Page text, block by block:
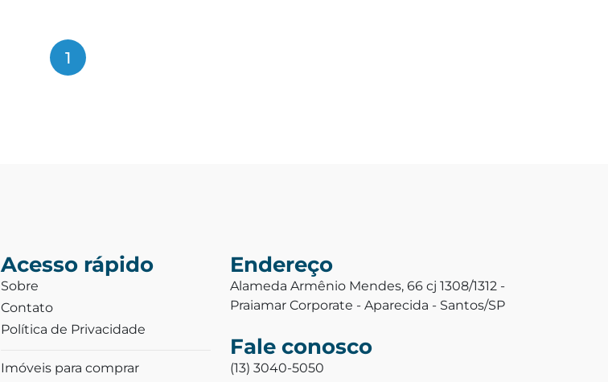
1
Acesso rápido
Sobre
Contato
Política de Privacidade
Imóveis para comprar
Endereço
Alameda Armênio Mendes, 66 cj 1308/1312 -
Praiamar Corporate - Aparecida - Santos/SP
Fale conosco
(13) 3040-5050